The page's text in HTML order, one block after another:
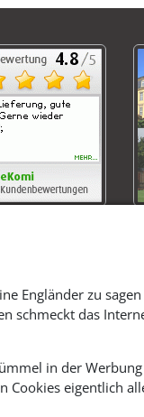
Engländer zu
schmeckt das
in der Werbung
Cookies eigentlich